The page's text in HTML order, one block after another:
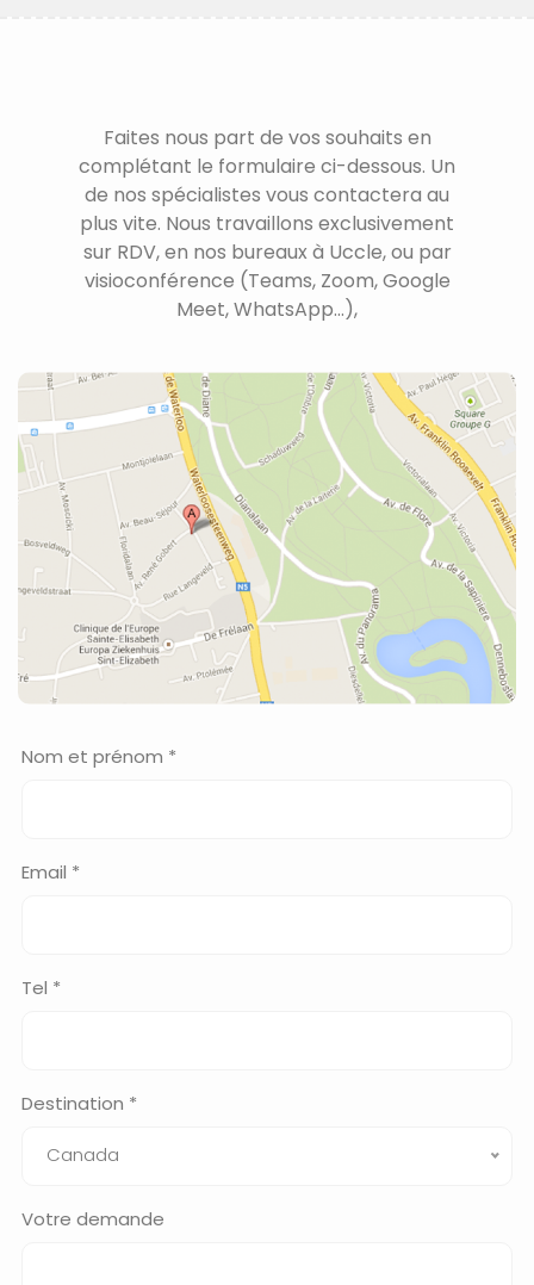
Faites nous part de vos souhaits en
complétant le formulaire ci-dessous. Un
de nos spécialistes vous contactera au
plus vite. Nous travaillons exclusivement
sur RDV, en nos bureaux à Uccle, ou par
visioconférence (Teams, Zoom, Google
Meet, WhatsApp...),
Nom et prénom *
Email *
Tel *
Destination *
Canada
Votre demande